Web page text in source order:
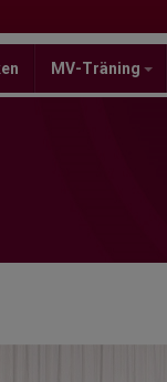
MV-Träning